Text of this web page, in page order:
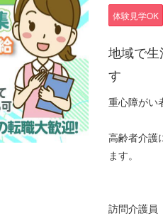
体験見学OK
地域で
す
重心障がい
高齢者介護
ます。
訪問介護員